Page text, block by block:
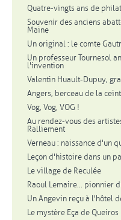
Quatre-vingts ans de
Souvenir des anciens
Maine
Un original : le comte
Un professeur Tournesol
l'invention
Valentin Huault-Dupuy,
Angers, berceau de la
Vog, Vog, VOG !
Au rendez-vous des
Ralliement
Verneau : naissance d'un
Leçon d'histoire dans un
Le village de Reculée
Raoul Lemaire... pionnier
Un Angevin reçu à l'hôtel
Le mystère Eça de Queiros